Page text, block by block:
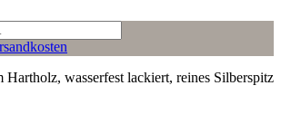
Hartholz, wasserfest lackiert, reines Silberspitz